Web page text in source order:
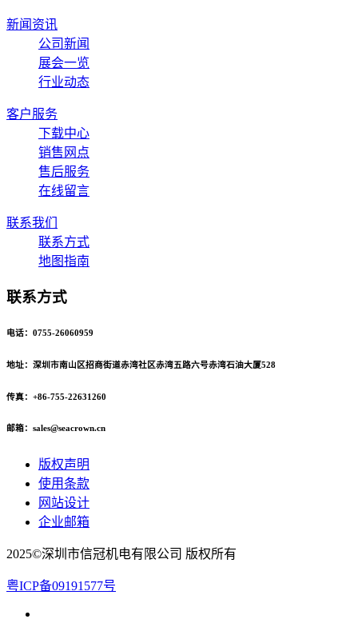
新闻资讯
公司新闻
展会一览
行业动态
客户服务
下载中心
销售网点
售后服务
在线留言
联系我们
联系方式
地图指南
联系方式
电话：0755-26060959
地址：深圳市南山区招商街道赤湾社区赤湾五路六号赤湾石油大厦528
传真：+86-755-22631260
邮箱：sales@seacrown.cn
版权声明
使用条款
网站设计
企业邮箱
2025©深圳市信冠机电有限公司 版权所有
粤ICP备09191577号